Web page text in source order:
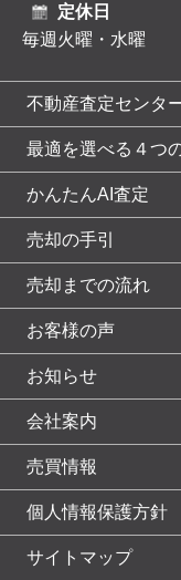
定休日
毎週火曜・水曜
不動産査定センタ
最適を選べる４つ
かんたんAI査定
売却の手引
売却までの流れ
お客様の声
お知らせ
会社案内
売買情報
個人情報保護方針
サイトマップ